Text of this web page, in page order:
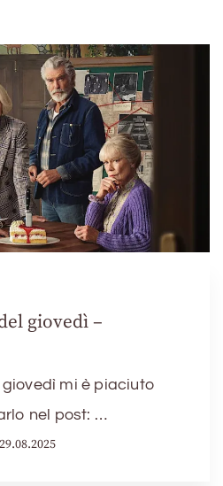
giovedì –
giovedì mi è piaciuto
nel post: …
29.08.2025